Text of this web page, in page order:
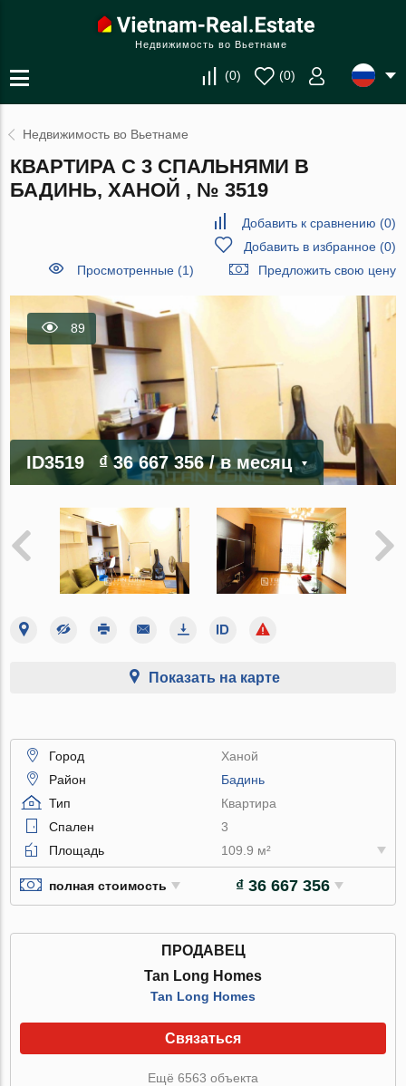
Недвижимость во Вьетнаме
(0) (0)
Недвижимость во Вьетнаме
КВАРТИРА С 3 СПАЛЬНЯМИ В
БАДИНЬ, ХАНОЙ , № 3519
Добавить к сравнению (0)
Добавить в избранное(0)
Просмотренные (1)
Предложить свою цену
89
ID3519 ₫ 36 667 356/ в месяц
Показать на карте
Город
Ханой
Район
Бадинь
Тип
Квартира
Спален
3
Площадь
109.9 м²
полная стоимость ₫ 36 667 356
ПРОДАВЕЦ
Tan Long Homes
Tan Long Homes
Связаться
Ещё 6563 объекта